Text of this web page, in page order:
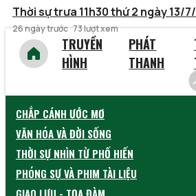
Thời sự trưa 11h30 thứ 2 ngày 13/
26 ngày trước 73 lượt xem
TRUYỀN
HÌNH
PHÁT
THANH
CHẮP CÁNH ƯỚC MƠ
VĂN HÓA VÀ ĐỜI SỐNG
THỜI SỰ NHÌN TỪ PHỐ HIẾN
PHÓNG SỰ VÀ PHIM TÀI LIỆU